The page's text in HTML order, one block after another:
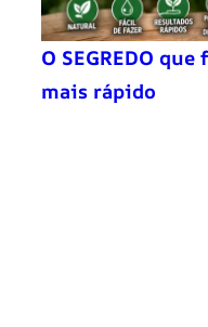
O SEGREDO
mais rápido